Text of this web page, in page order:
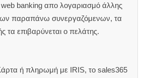
banking απο λογαριασμό άλλης
παραπάνω συνεργαζόμενων, τα
τα επιβαρύνεται ο πελάτης.
ή πληρωμή με IRIS, το sales365